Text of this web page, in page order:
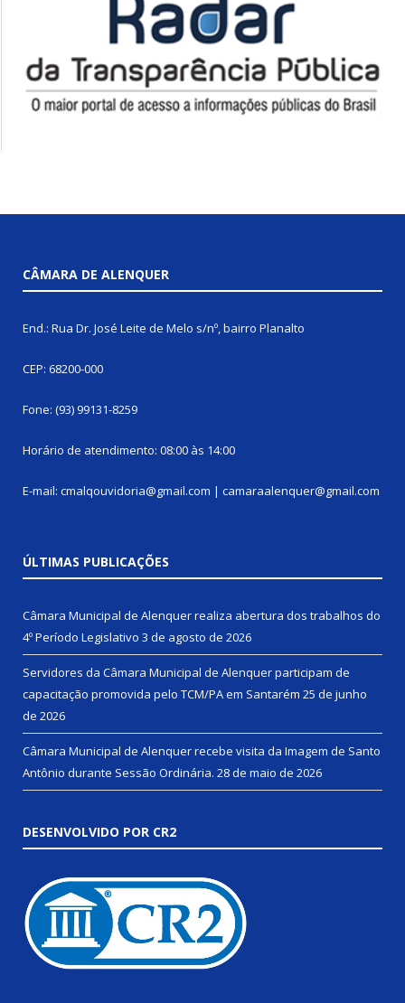
CÂMARA DE ALENQUER
End.: Rua Dr. José Leite de Melo s/nº, bairro Planalto
CEP: 68200-000
Fone: (93) 99131-8259
Horário de atendimento: 08:00 às 14:00
E-mail: cmalqouvidoria@gmail.com | camaraalenquer@gmail.com
ÚLTIMAS PUBLICAÇÕES
Câmara Municipal de Alenquer realiza abertura dos trabalhos do
4º Período Legislativo 3 de agosto de 2026
Servidores da Câmara Municipal de Alenquer participam de
capacitação promovida pelo TCM/PA em Santarém 25 de junho
de 2026
Câmara Municipal de Alenquer recebe visita da Imagem de Santo
Antônio durante Sessão Ordinária. 28 de maio de 2026
DESENVOLVIDO POR CR2